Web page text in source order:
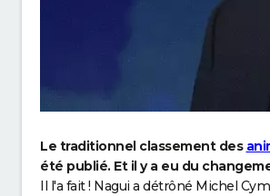
Le traditionnel classement des
été publié. Et il y a eu du
Il l'a fait ! Nagui a détrôné Michel